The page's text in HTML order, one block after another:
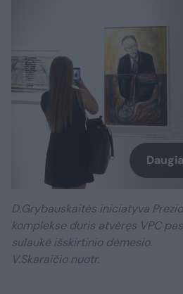
D.Grybauskaitės iniciatyva
komplekse duris atvėręs VPC
sulaukė išskirtinio dėmesio.
V.Skaraičio nuotr.